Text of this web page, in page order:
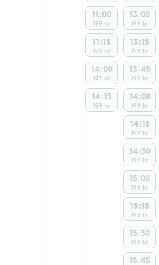
11:00
199 kr
11:15
199 kr
14:00
199 kr
14:15
199 kr
13:00
199 kr
13:15
199 kr
13:45
199 kr
14:00
199 kr
14:15
199 kr
14:30
199 kr
15:00
199 kr
15:15
199 kr
15:30
199 kr
15:45